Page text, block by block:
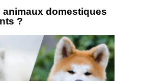
domestiques
?